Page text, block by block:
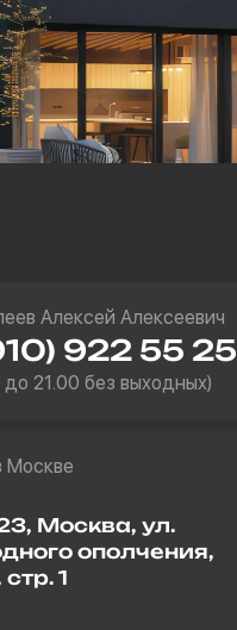
Алексей Алексеевич
922 55 25
21.00 без выходных)
Москве
Москва, ул.
ополчения,
1